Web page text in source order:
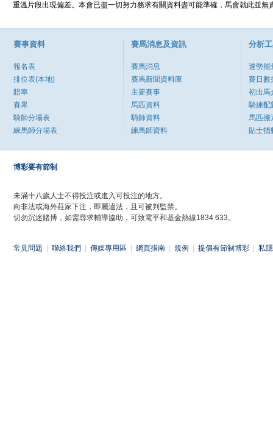
重溫片段出現偏差。本會已盡一切努力務求有關資料盡可能準確，馬會就此並
賽事資料
報名表
排位表(本地)
賠率
賽果
騎師分場表
練馬師分場表
賽馬消息及資訊
賽馬消息
賽馬新聞資料庫
主要賽事
馬匹資料
騎師資料
練馬師資料
分析
速勢能
賽日數
初出馬
騎練配
馬匹搬
貼士指
博彩要有節制
未滿十八歲人士不得投注或進入可投注的地方。
向非法或海外莊家下注，即屬違法，且可被判監禁。
切勿沉迷賭博，如需尋求輔導協助，可致電平和基金熱線1834 633。
常見問題 聯絡我們 傳媒專用區 網頁指南 規例 提倡有節制博彩 私